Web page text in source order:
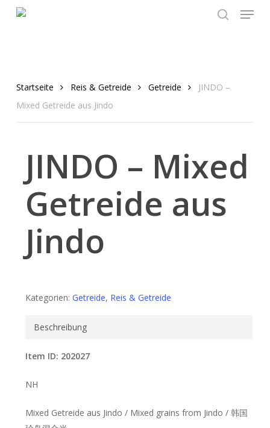
Menu
Startseite Reis & Getreide Getreide
JINDO –
Mixed Getreide aus Jindo
JINDO – Mixed
Getreide aus
Jindo
Kategorien: Getreide, Reis & Getreide
Beschreibung
Item ID: 202027
NH
Mixed Getreide aus Jindo / Mixed grains from Jindo / 韩国